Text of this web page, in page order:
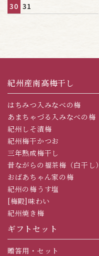
30 31
紀州産南高梅干し
はちみつ入みなべの梅
あまちゃづる入みなべの梅
紀州しそ漬梅
紀州梅干かつお
三年熟成梅干し
昔ながらの福茶梅（白干し）
おばあちゃん家の梅
紀州の梅うす塩
[梅殿]味わい
紀州焼き梅
ギフトセット
贈答用・セット